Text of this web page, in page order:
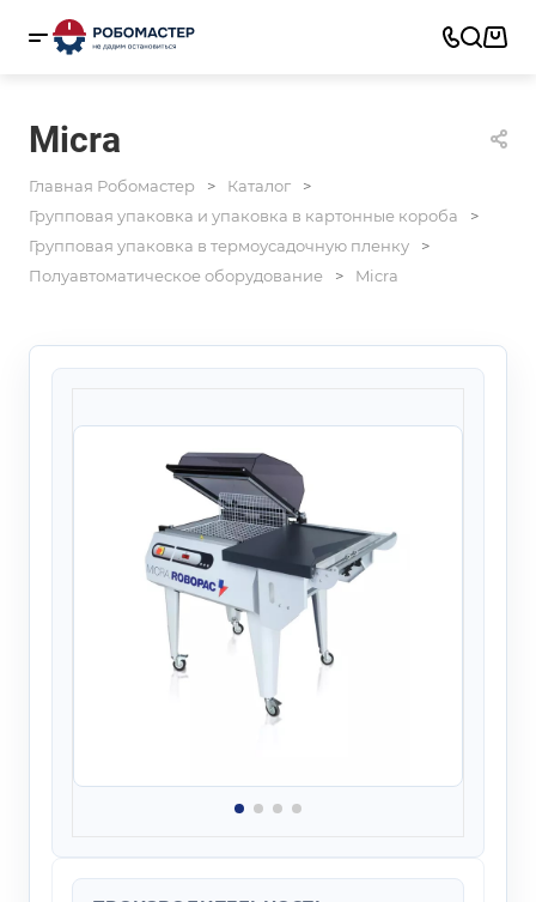
Micra
Главная Робомастер
Каталог
Групповая упаковка и упаковка в картонные короба
Групповая упаковка в термоусадочную пленку
Полуавтоматическое оборудование
Micra